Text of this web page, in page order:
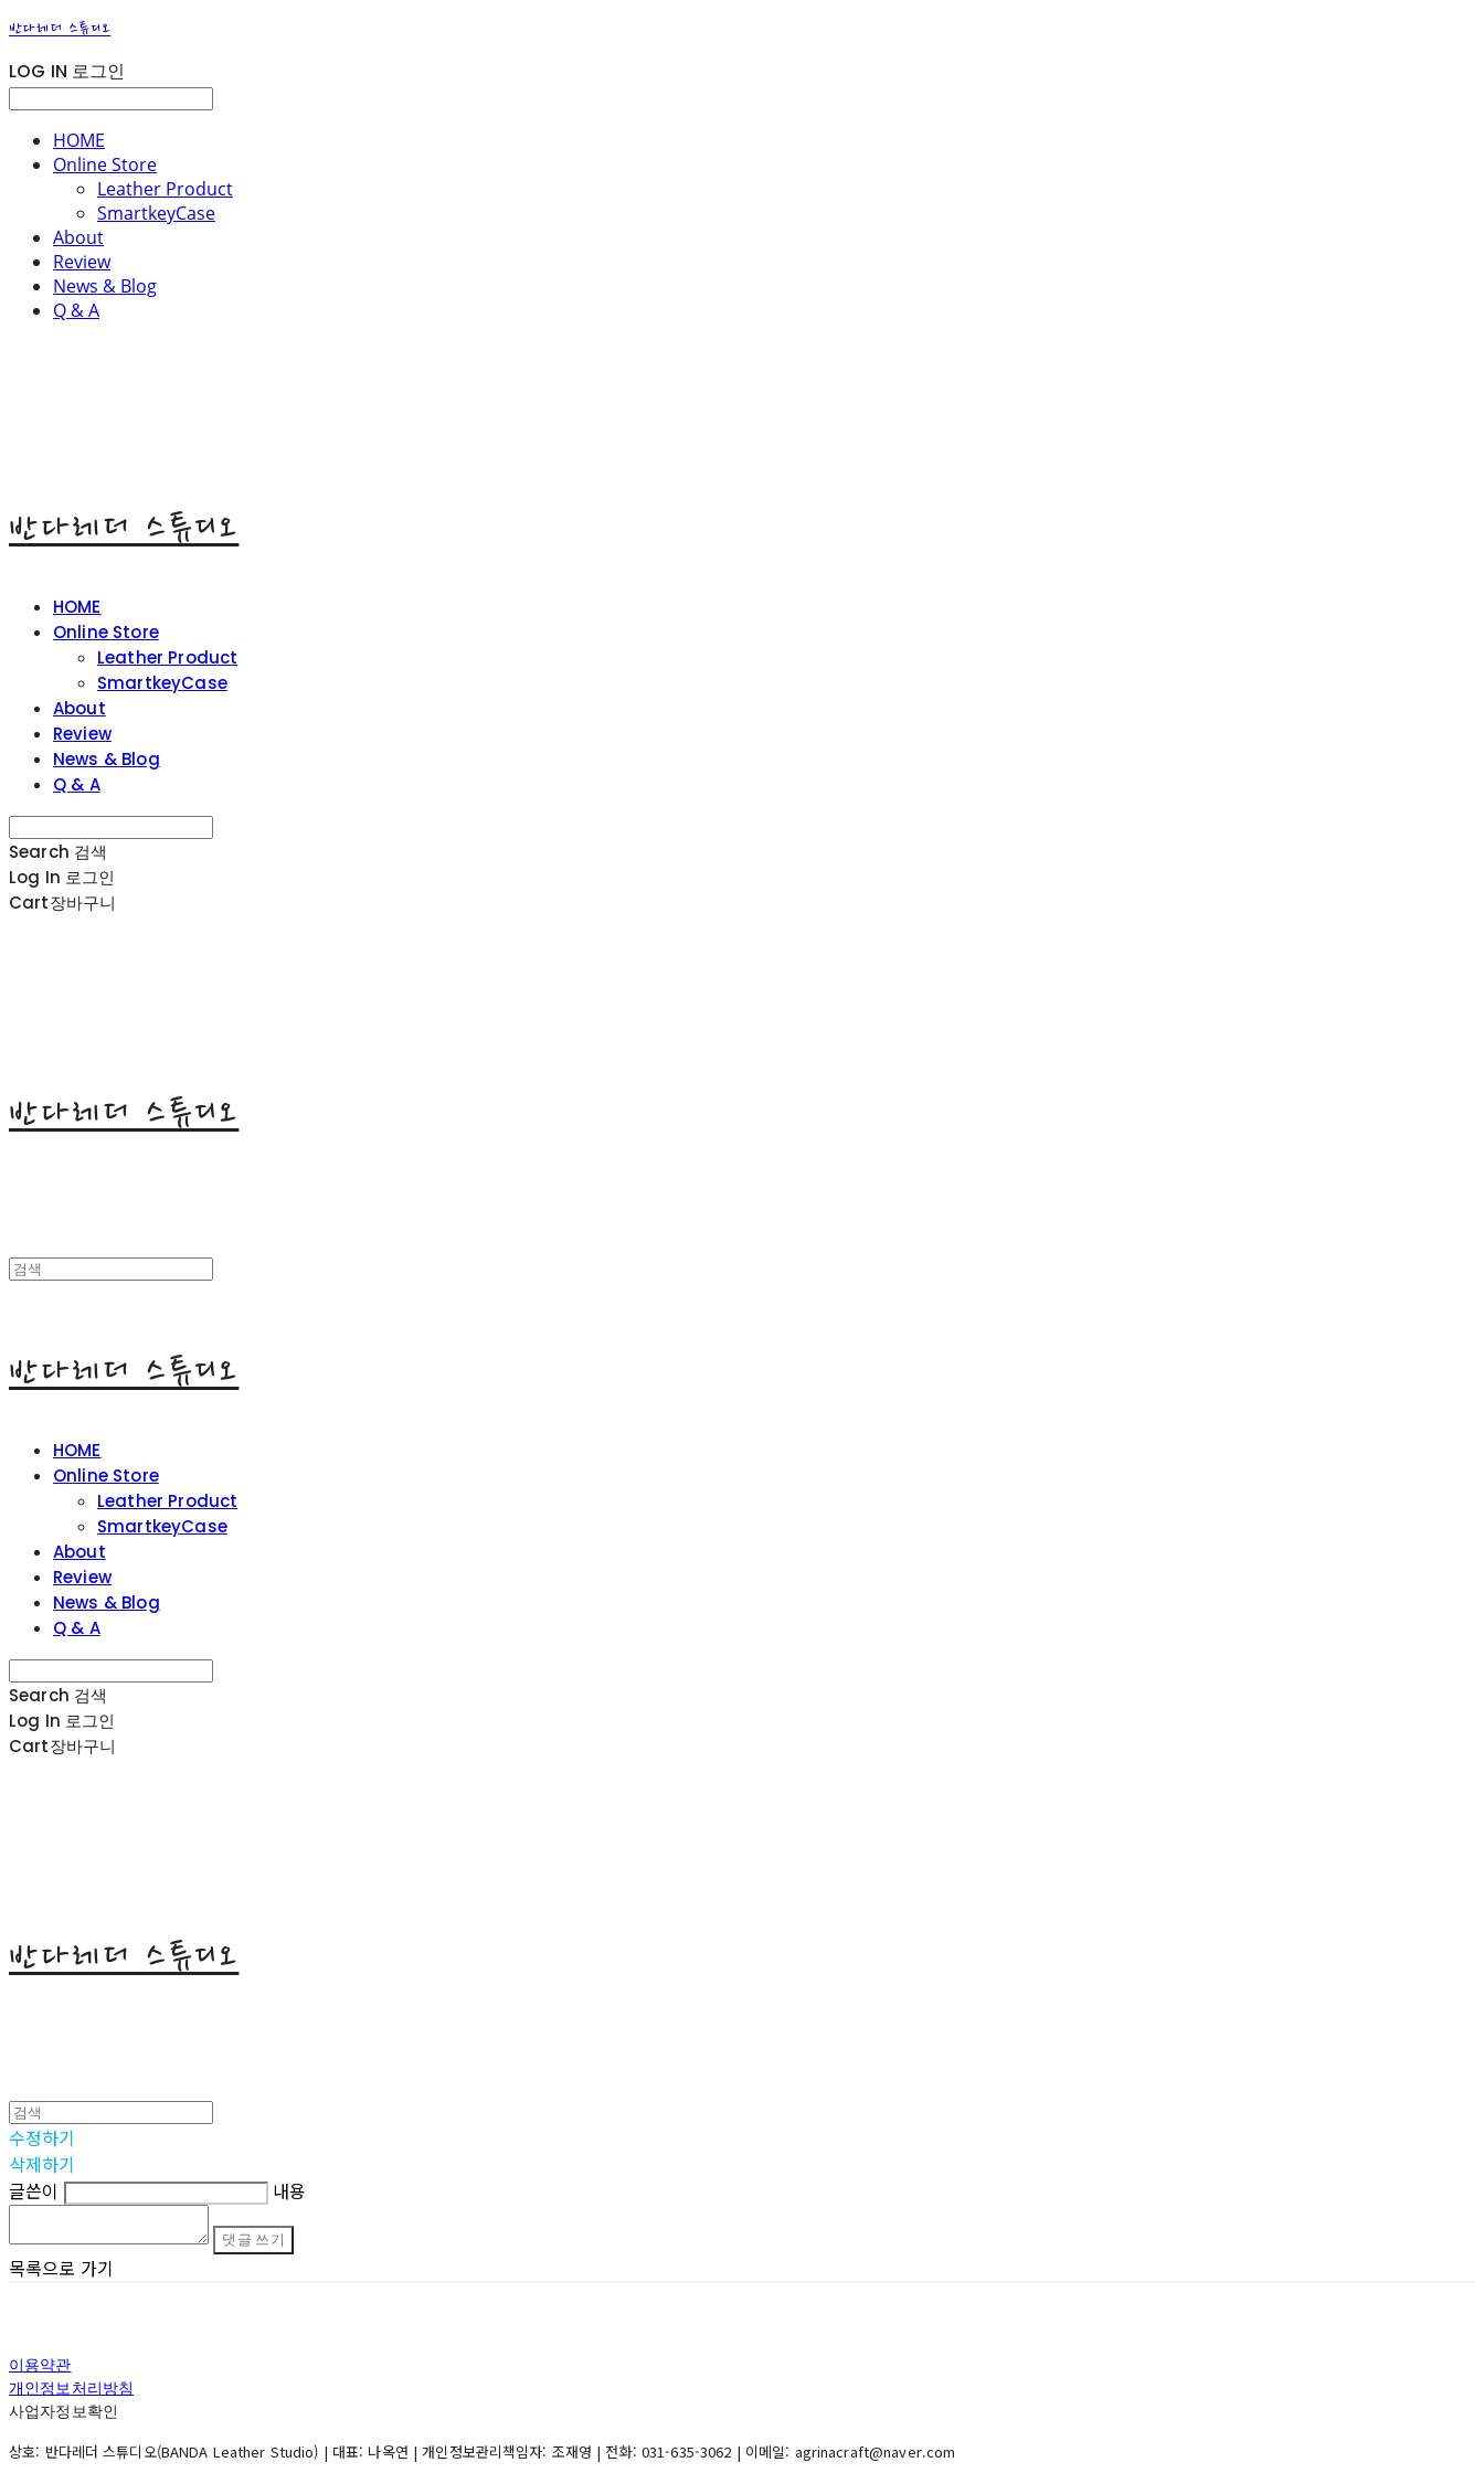
반다레더 스튜디오
LOG IN 로그인
HOME
Online Store
Leather Product
SmartkeyCase
About
Review
News & Blog
Q & A
반다레더 스튜디오
HOME
Online Store
Leather Product
SmartkeyCase
About
Review
News & Blog
Q & A
Search 검색
Log In 로그인
Cart장바구니
반다레더 스튜디오
반다레더 스튜디오
HOME
Online Store
Leather Product
SmartkeyCase
About
Review
News & Blog
Q & A
Search 검색
Log In 로그인
Cart장바구니
반다레더 스튜디오
수정하기
삭제하기
글쓴이
내용
댓글 쓰기
목록으로 가기
이용약관
개인정보처리방침
사업자정보확인
상호: 반다레더 스튜디오(BANDA Leather Studio) | 대표: 나옥연 | 개인정보관리책임자: 조재영 | 전화: 031-635-3062 | 이메일: agrinacraft@naver.com